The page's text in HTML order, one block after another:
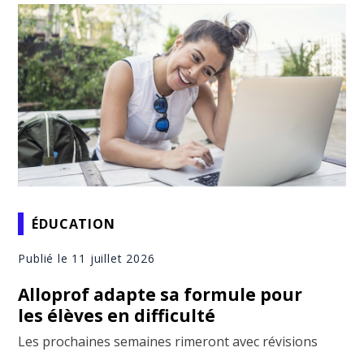
ÉDUCATION
Publié le 11 juillet 2026
Alloprof adapte sa formule pour
les élèves en difficulté
Les prochaines semaines rimeront avec révisions